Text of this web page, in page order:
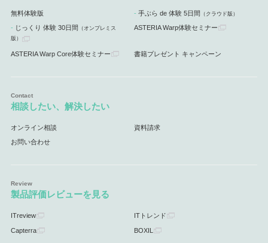
無料体験版 手ぶら de 体験 5日間 （クラウド版）
じっくり 体験 30日間 （オンプレミス
版）
ASTERIA Warp体験セミナー
ASTERIA Warp Core体験セミナー 書籍プレゼント キャンペーン
相談したい、解決したい
オンライン相談 資料請求
お問い合わせ
製品評価レビューを見る
ITreview ITトレンド
Capterra BOXIL